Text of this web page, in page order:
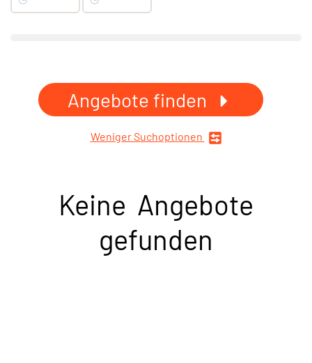
Angebote finden
Weniger Suchoptionen
Keine Angebote
gefunden